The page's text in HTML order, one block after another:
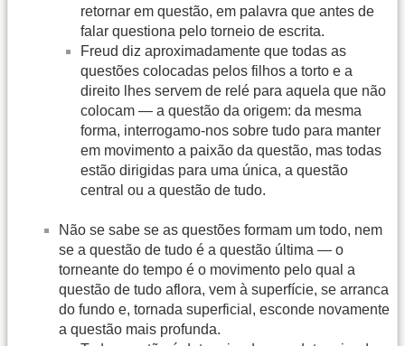
retornar em questão, em palavra que antes de
falar questiona pelo torneio de escrita.
Freud diz aproximadamente que todas as
questões colocadas pelos filhos a torto e a
direito lhes servem de relé para aquela que não
colocam — a questão da origem: da mesma
forma, interrogamo-nos sobre tudo para manter
em movimento a paixão da questão, mas todas
estão dirigidas para uma única, a questão
central ou a questão de tudo.
Não se sabe se as questões formam um todo, nem
se a questão de tudo é a questão última — o
torneante do tempo é o movimento pelo qual a
questão de tudo aflora, vem à superfície, se arranca
do fundo e, tornada superficial, esconde novamente
a questão mais profunda.